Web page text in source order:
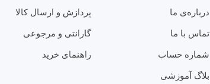
درباره‌ی ما
تماس با ما
شماره حساب
بلاگ آموزشی
پردازش و ارسال کالا
گارانتی و مرجوعی
راهنمای خرید